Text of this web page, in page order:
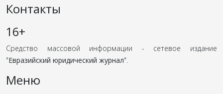
Контакты
16+
Средство массовой информации - сетевое издание
"Евразийский юридический журнал".
Меню